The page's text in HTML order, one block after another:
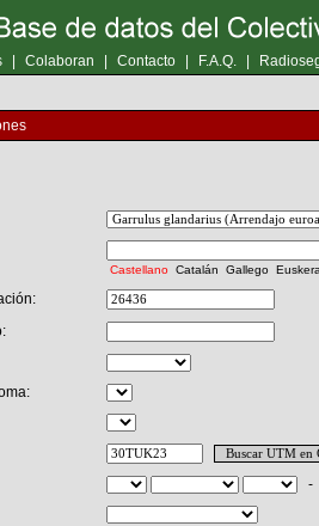
Colaboran Contacto F.A.Q.
Castellano Catalán Gallego